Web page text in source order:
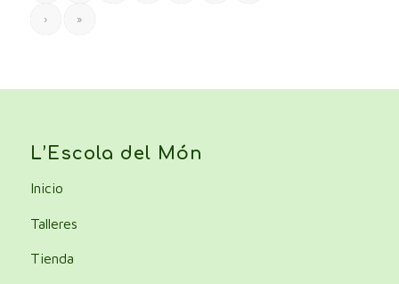
› »
L’Escola del Món
Inicio
Talleres
Tienda